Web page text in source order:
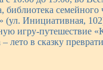
библиотека семейного
(ул. Инициативная,
игру-путешествие
лето в сказку